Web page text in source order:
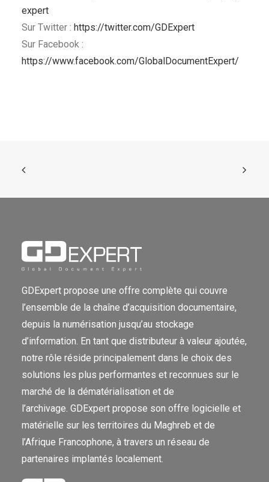
expert
Sur Twitter : https://twitter.com/GDExpert
Sur Facebook :
https://www.facebook.com/GlobalDocumentExpert/
GDExpert propose une offre complète qui couvre
l’ensemble de la chaîne d’acquisition documentaire,
depuis la numérisation jusqu’au stockage
d’information. En tant que distributeur à valeur ajoutée,
notre rôle réside principalement dans le choix des
solutions les plus performantes et reconnues sur le
marché de la dématérialisation et de
l’archivage. GDExpert propose son offre logicielle et
matérielle sur les territoires du Maghreb et de
l’Afrique Francophone, à travers un réseau de
partenaires implantés localement.